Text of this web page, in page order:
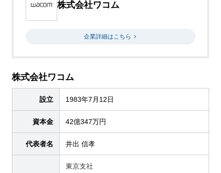
株式会社ワコム
企業詳細はこちら
株式会社ワコム
設立 1983年7月12日
資本金 42億347万円
代表者名 井出 信孝
東京支社